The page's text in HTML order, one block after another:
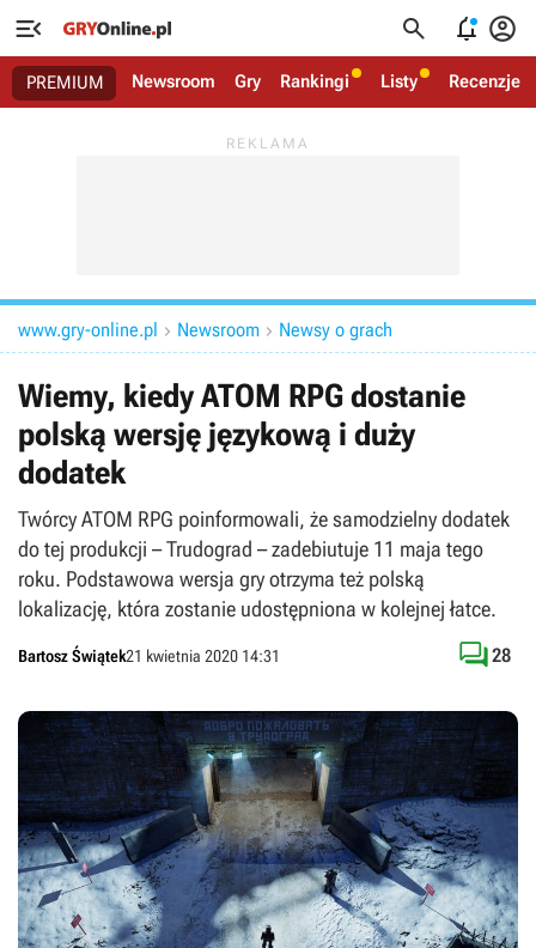
   
PREMIUM Newsroom Gry Rankingi Listy Recenzje
www.gry-online.pl  Newsroom  Newsy o grach
Wiemy, kiedy ATOM RPG dostanie
polską wersję językową i duży
dodatek
Twórcy ATOM RPG poinformowali, że samodzielny dodatek
do tej produkcji – Trudograd – zadebiutuje 11 maja tego
roku. Podstawowa wersja gry otrzyma też polską
lokalizację, która zostanie udostępniona w kolejnej łatce.
Bartosz Świątek21 kwietnia 2020 14:31 28